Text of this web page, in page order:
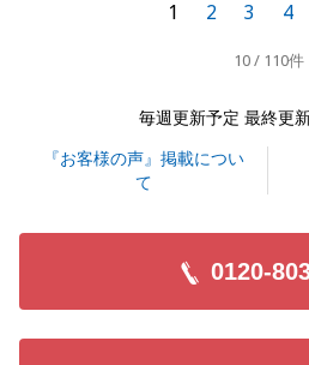
また不動産に関するご相談が
1 2 3 4
10 / 110件
毎週更新予定 最終更
『お客様の声』掲載につい
て
0120-